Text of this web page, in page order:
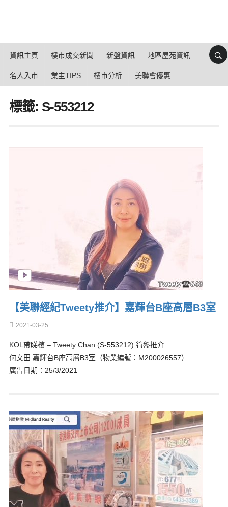
資訊主頁 樓市成交新聞 新盤資訊 地區屋苑資訊
名人入市 業主TIPS 樓市分析 美聯會優惠
標籤: S-553212
【美聯經紀Tweety推介】嘉輝台B座高層B3室
2021-03-25
KOL帶睇樓 – Tweety Chan (S-553212) 筍盤推介
何文田 嘉輝台B座高層B3室（物業編號：M200026557）
廣告日期：25/3/2021